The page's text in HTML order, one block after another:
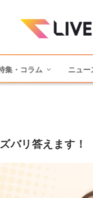
集・コラム ニュ
バリ答えます！